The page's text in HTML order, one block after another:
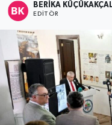
BERIKA KÜÇÜKAKÇALI
EDITÖR
BİLİM VE
DUNYA
Düzce
Eğitim